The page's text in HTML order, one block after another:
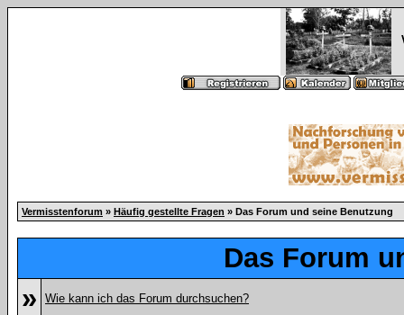
Vermisstenforum » Häufig gestellte Fragen » Das Forum und seine Benutzung
Das Forum
»
Wie kann ich das Forum durchsuchen?